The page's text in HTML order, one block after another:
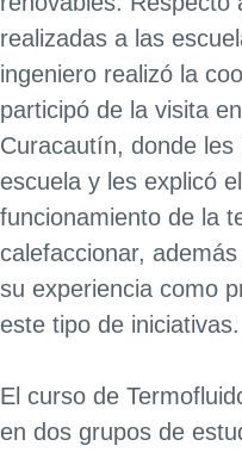
realizadas a las
ingeniero realizó la
participó de la visita
Curacautín, donde les
escuela y les explicó el
funcionamiento de la
calefaccionar,
su experiencia como
este tipo de iniciativas.
El curso de
en dos grupos de